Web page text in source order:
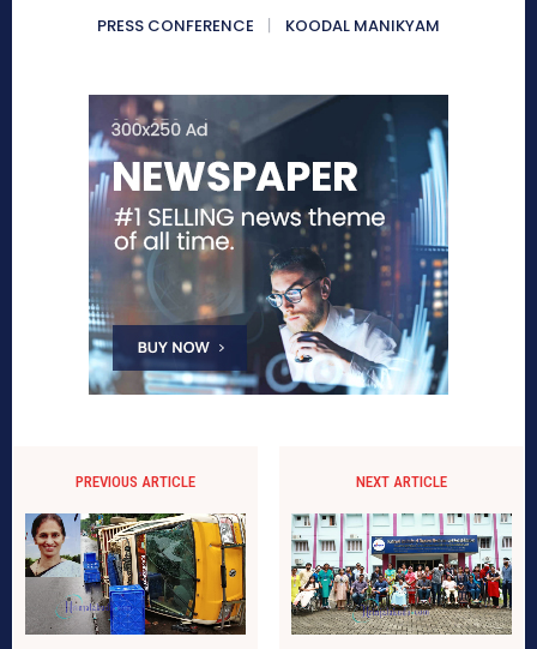
PRESS CONFERENCE
KOODAL MANIKYAM
PREVIOUS ARTICLE NEXT ARTICLE